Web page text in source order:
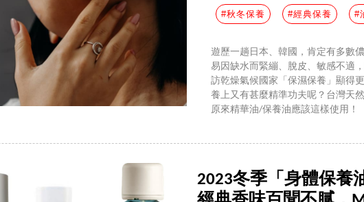
#秋冬保養 #經典保養 #
遊歷一趟日本、韓國，肯定有多數
易因缺水而緊繃、脫皮、敏感不適
訪乾燥氣候國家「保濕保養」顯得
養上又有甚麼精準功夫呢？台灣天
原來精華油/保養油應該這樣使用！
2023冬季「身體保養